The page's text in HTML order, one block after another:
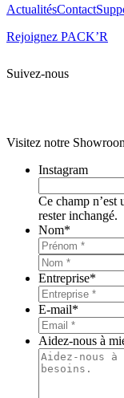
ActualitésContact
Rejoignez PACK’R
Suivez-nous
Visitez notre
Instagram
Ce champ n’est
rester inchangé.
Nom*
Entreprise*
E-mail*
Aidez-nous à